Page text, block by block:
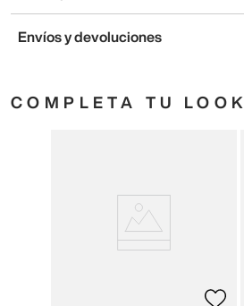
Envíos y devoluciones
COMPLETA TU LOOK